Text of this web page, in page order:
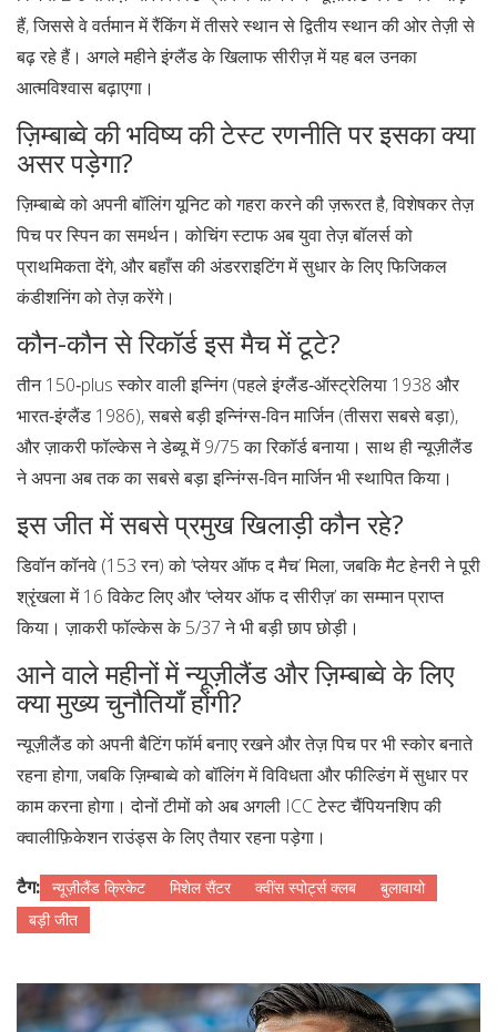
हैं, जिससे वे वर्तमान में रैंकिंग में तीसरे स्थान से द्वितीय स्थान की ओर तेज़ी से
बढ़ रहे हैं। अगले महीने इंग्लैंड के खिलाफ सीरीज़ में यह बल उनका
आत्मविश्वास बढ़ाएगा।
ज़िम्बाब्वे की भविष्य की टेस्ट रणनीति पर इसका क्या
असर पड़ेगा?
ज़िम्बाब्वे को अपनी बॉलिंग यूनिट को गहरा करने की ज़रूरत है, विशेषकर तेज़
पिच पर स्पिन का समर्थन। कोचिंग स्टाफ अब युवा तेज़ बॉलर्स को
प्राथमिकता देंगे, और बहाँस की अंडरराइटिंग में सुधार के लिए फिजिकल
कंडीशनिंग को तेज़ करेंगे।
कौन-कौन से रिकॉर्ड इस मैच में टूटे?
तीन 150‑plus स्कोर वाली इन्निंग (पहले इंग्लैंड‑ऑस्ट्रेलिया 1938 और
भारत‑इंग्लैंड 1986), सबसे बड़ी इन्निंग्स‑विन मार्जिन (तीसरा सबसे बड़ा),
और ज़ाकरी फॉल्केस ने डेब्यू में 9/75 का रिकॉर्ड बनाया। साथ ही न्यूज़ीलैंड
ने अपना अब तक का सबसे बड़ा इन्निंग्स‑विन मार्जिन भी स्थापित किया।
इस जीत में सबसे प्रमुख खिलाड़ी कौन रहे?
डिवॉन कॉनवे (153 रन) को ‘प्लेयर ऑफ द मैच’ मिला, जबकि मैट हेनरी ने पूरी
श्रृंखला में 16 विकेट लिए और ‘प्लेयर ऑफ द सीरीज़’ का सम्मान प्राप्त
किया। ज़ाकरी फॉल्केस के 5/37 ने भी बड़ी छाप छोड़ी।
आने वाले महीनों में न्यूज़ीलैंड और ज़िम्बाब्वे के लिए
क्या मुख्य चुनौतियाँ होंगी?
न्यूज़ीलैंड को अपनी बैटिंग फॉर्म बनाए रखने और तेज़ पिच पर भी स्कोर बनाते
रहना होगा, जबकि ज़िम्बाब्वे को बॉलिंग में विविधता और फील्डिंग में सुधार पर
काम करना होगा। दोनों टीमों को अब अगली ICC टेस्ट चैंपियनशिप की
क्वालीफ़िकेशन राउंड्स के लिए तैयार रहना पड़ेगा।
टैग: न्यूज़ीलैंड क्रिकेट मिशेल सैंटर क्वींस स्पोर्ट्स क्लब
बुलावायो
बड़ी जीत